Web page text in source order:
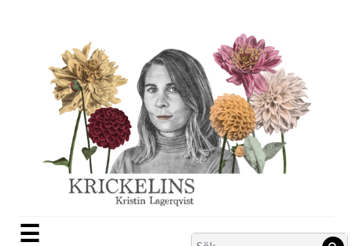
☰
Search